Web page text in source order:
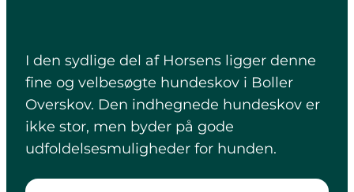
I den sydlige del af Horsens ligger denne
fine og velbesøgte hundeskov i Boller
Overskov. Den indhegnede hundeskov er
ikke stor, men byder på gode
udfoldelsesmuligheder for hunden.